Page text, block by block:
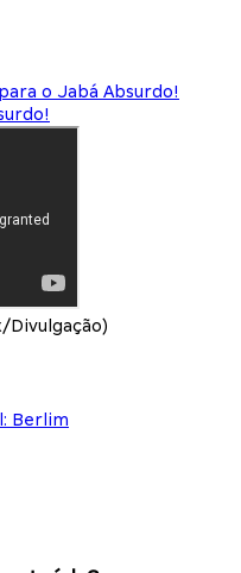
o Jabá Absurdo!
Divulgação)
Berlim